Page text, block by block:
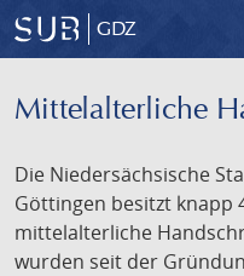
GDZ
Mittelalterliche
Die Niedersächsische
Göttingen besitzt knapp
mittelalterliche
wurden seit der